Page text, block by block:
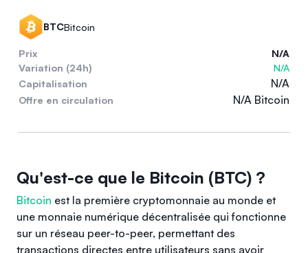
BTCBitcoin
Prix
N/A
Variation (24h)
N/A
Capitalisation
N/A
Offre en circulation N/A Bitcoin
Qu'est-ce que le Bitcoin (BTC) ?
Bitcoin est la première cryptomonnaie au monde et
une monnaie numérique décentralisée qui fonctionne
sur un réseau peer-to-peer, permettant des
transactions directes entre utilisateurs sans avoir